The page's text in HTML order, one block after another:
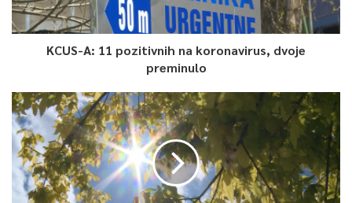
KCUS-A: 11 pozitivnih na koronavirus, dvoje
preminulo